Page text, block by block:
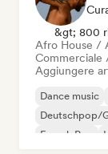
&gt; 800
Afro House /
Commerciale
Aggiungere
Dance music
Deutschpop/
French Pop